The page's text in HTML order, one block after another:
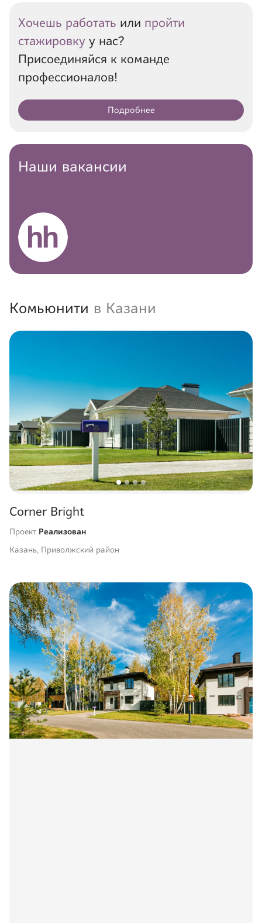
Хочешь работать или пройти
стажировку у нас?
Присоединяйся к команде
профессионалов!
Подробнее
Наши вакансии
Комьюнити в Казани
Corner Bright
Проект Реализован
Казань, Приволжский район